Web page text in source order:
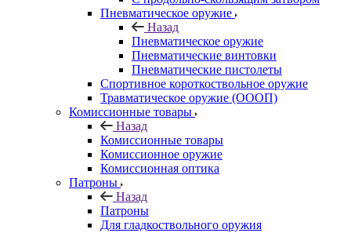
Пневматическое оружие
Назад
Пневматическое оружие
Пневматические винтовки
Пневматические пистолеты
Спортивное короткоствольное оружие
Травматическое оружие (ОООП)
Комиссионные товары
Назад
Комиссионные товары
Комиссионное оружие
Комиссионная оптика
Патроны
Назад
Патроны
Для гладкоствольного оружия